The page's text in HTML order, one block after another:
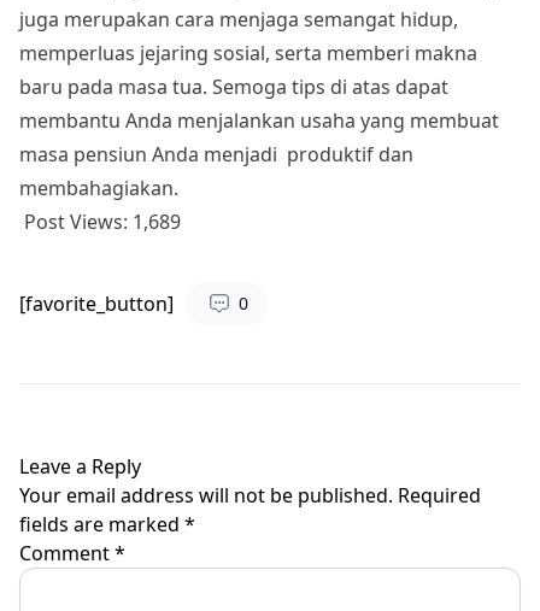
juga merupakan cara menjaga semangat hidup,
memperluas jejaring sosial, serta memberi makna
baru pada masa tua. Semoga tips di atas dapat
membantu Anda menjalankan usaha yang membuat
masa pensiun Anda menjadi produktif dan
membahagiakan.
Post Views: 1,689
[favorite_button] 0
Leave a Reply
Your email address will not be published. Required
fields are marked *
Comment*